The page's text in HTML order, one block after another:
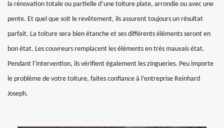
la rénovation totale ou partielle d’une toiture plate, arrondie ou avec une
pente. Et quel que soit le revêtement, ils assurent toujours un résultat
parfait. La toiture sera bien étanche et ses différents éléments seront en
bon état. Les couvreurs remplacent les éléments en très mauvais état.
Pendant l’intervention, ils vérifient également les zingueries. Peu importe
le problème de votre toiture, faites confiance à l’entreprise Reinhard
Joseph.